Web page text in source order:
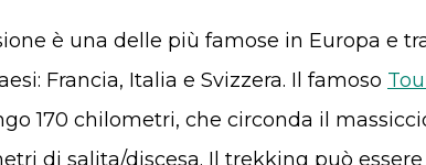
è una delle più famose in Europa e
Francia, Italia e Svizzera. Il famoso
170 chilometri, che circonda il
di salita/discesa. Il trekking può essere